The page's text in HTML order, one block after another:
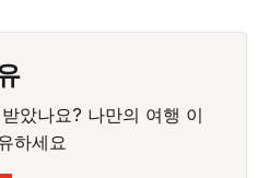
았나요? 나만의 여행 이
하세요